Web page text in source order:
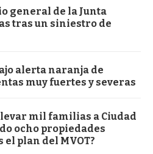
general de la Junta
tras un siniestro de
alerta naranja de
muy fuertes y severas
mil familias a Ciudad
ocho propiedades
el plan del MVOT?